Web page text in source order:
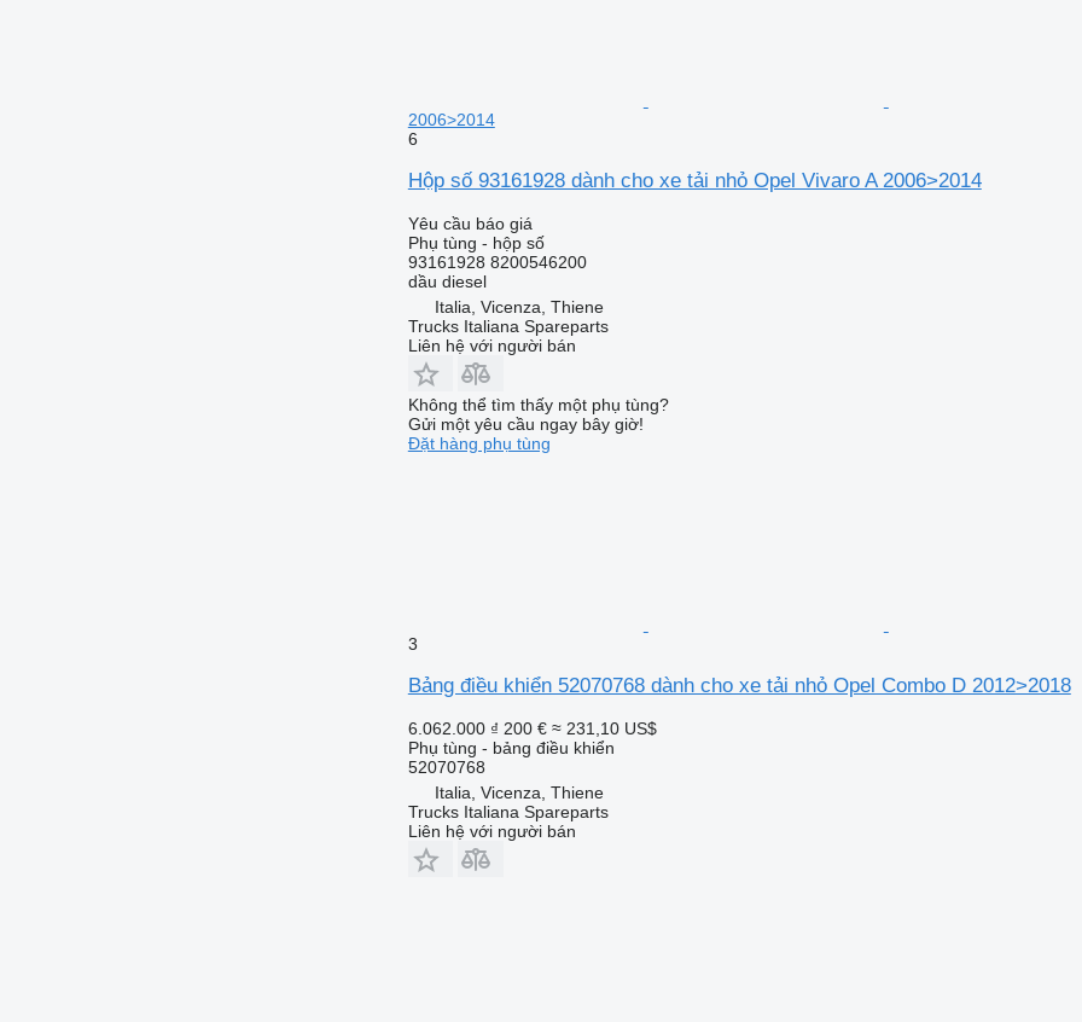
2006>2014
6
Hộp số 93161928 dành cho xe tải nhỏ Opel Vivaro A 2006>2014
Yêu cầu báo giá
Phụ tùng - hộp số
93161928 8200546200
dầu diesel
Italia, Vicenza, Thiene
Trucks Italiana Spareparts
Liên hệ với người bán
Không thể tìm thấy một phụ tùng?
Gửi một yêu cầu ngay bây giờ!
Đặt hàng phụ tùng
3
Bảng điều khiển 52070768 dành cho xe tải nhỏ Opel Combo D 2012>2018
6.062.000 ₫ 200 € ≈ 231,10 US$
Phụ tùng - bảng điều khiển
52070768
Italia, Vicenza, Thiene
Trucks Italiana Spareparts
Liên hệ với người bán